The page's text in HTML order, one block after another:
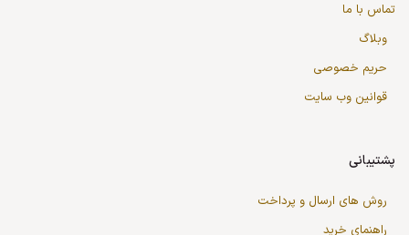
تماس با ما
وبلاگ
حریم خصوصی
قوانین وب سایت
پشتیبانی
روش های ارسال و پرداخت
راهنمای خرید